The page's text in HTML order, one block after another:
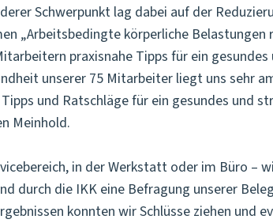
Schwerpunkt lag dabei auf der
„Arbeitsbedingte körperliche
praxisnahe Tipps für ein
unserer 75 Mitarbeiter liegt uns sehr
und Ratschläge für ein gesundes und
Meinhold.
in der Werkstatt oder im Büro –
durch die IKK eine Befragung unserer
konnten wir Schlüsse ziehen und